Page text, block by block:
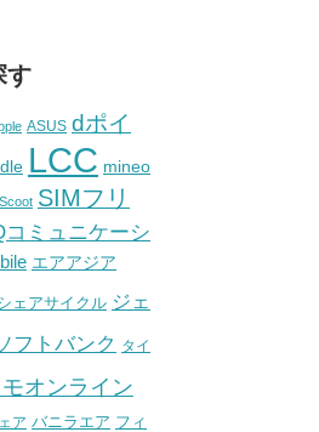
す
ASUS dポイ
LCC mineo
Scoot SIMフリ
コミュニケーシ
エアアジア
ェアサイクル ジェ
フトバンク タイ
モオンライン
ア バニラエア フィ